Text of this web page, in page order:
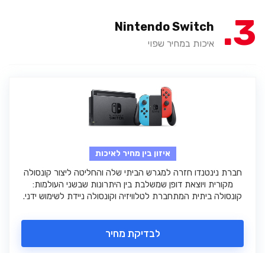
3
Nintendo Switch
איכות במחיר שפוי
איזון בין מחיר לאיכות
חברת נינטנדו חזרה למגרש הביתי שלה והחליטה ליצור קונסולה
מקורית ויוצאת דופן שמשלבת בין היתרונות שבשני העולמות:
קונסולה ביתית המתחברת לטלוויזיה וקונסולה ניידת לשימוש ידני.
לבדיקת מחיר